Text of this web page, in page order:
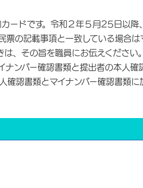
ードです。令和２年５月25日以
の記載事項と一致している場合
、その旨を職員にお伝えください。
ンバー確認書類と提出者の本人確
認書類とマイナンバー確認書類